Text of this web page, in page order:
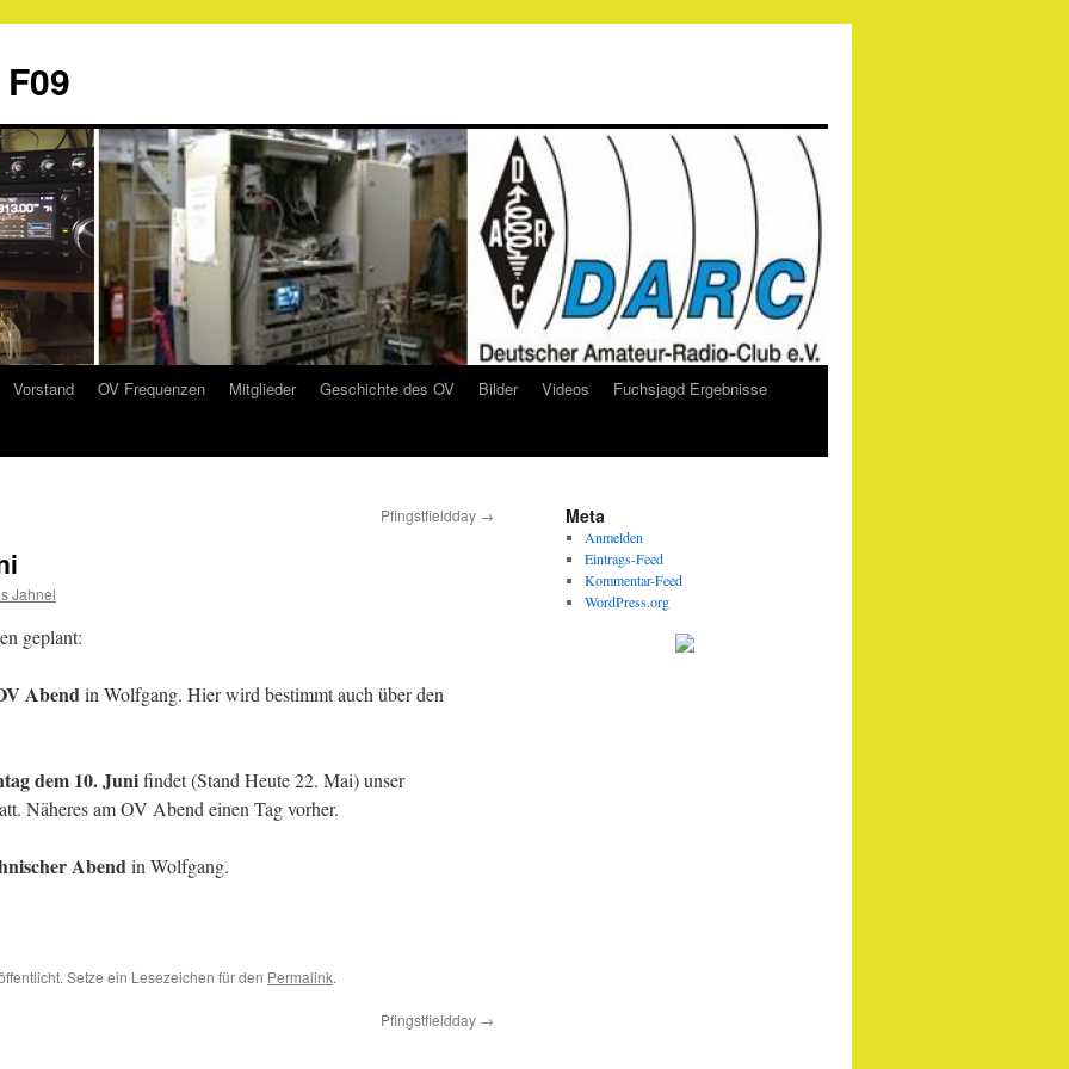
Vorstand OV Frequenzen Mitglieder Geschichte des OV Bilder Videos
Fuchsjagd Ergebnisse
Pfingstfieldday →
Jahnel
geplant:
Abendin Wolfgang. Hier wird bestimmt auch über den
dem 10. Junifindet (Stand Heute 22. Mai) unser
Näheres am OV Abend einen Tag vorher.
Abendin Wolfgang.
Setze ein Lesezeichen für den Permalink.
Pfingstfieldday →
Meta
Anmelden
Eintrags-Feed
Kommentar-Feed
WordPress.org